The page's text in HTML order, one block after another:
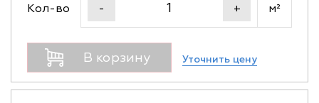
Кол-во - + м²
В корзину Уточнить цену